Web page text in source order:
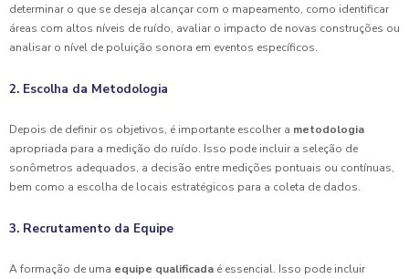
determinar o que se deseja alcançar com o mapeamento, como identificar
áreas com altos níveis de ruído, avaliar o impacto de novas construções ou
analisar o nível de poluição sonora em eventos específicos.
2. Escolha da Metodologia
Depois de definir os objetivos, é importante escolher a metodologia
apropriada para a medição do ruído. Isso pode incluir a seleção de
sonômetros adequados, a decisão entre medições pontuais ou contínuas,
bem como a escolha de locais estratégicos para a coleta de dados.
3. Recrutamento da Equipe
A formação de uma equipe qualificada é essencial. Isso pode incluir